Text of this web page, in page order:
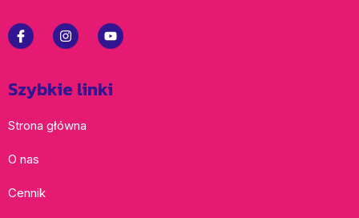
Szybkie linki
Strona główna
O nas
Cennik